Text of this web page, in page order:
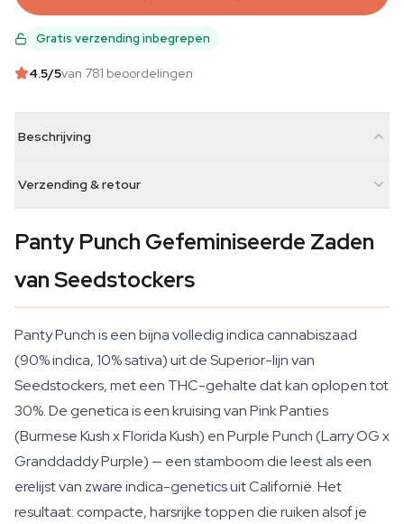
Gratis verzending inbegrepen
4.5/5van 781 beoordelingen
Beschrijving
Verzending & retour
Panty Punch Gefeminiseerde Zaden
van Seedstockers
Panty Punch is een bijna volledig indica cannabiszaad
(90% indica, 10% sativa) uit de Superior-lijn van
Seedstockers, met een THC-gehalte dat kan oplopen tot
30%. De genetica is een kruising van Pink Panties
(Burmese Kush x Florida Kush) en Purple Punch (Larry OG x
Granddaddy Purple) — een stamboom die leest als een
erelijst van zware indica-genetics uit Californië. Het
resultaat: compacte, harsrijke toppen die ruiken alsof je